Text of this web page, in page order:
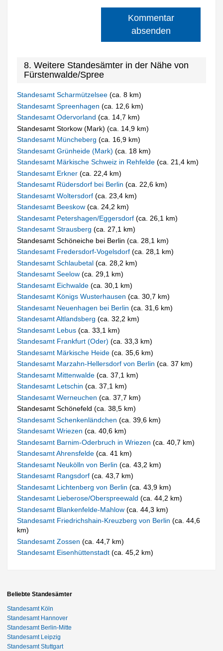
Kommentar
absenden
8. Weitere Standesämter in der Nähe von
Fürstenwalde/Spree
Standesamt Scharmützelsee(ca. 8 km)
Standesamt Spreenhagen(ca. 12,6 km)
Standesamt Odervorland(ca. 14,7 km)
Standesamt Storkow (Mark) (ca. 14,9 km)
Standesamt Müncheberg(ca. 16,9 km)
Standesamt Grünheide (Mark)(ca. 18 km)
Standesamt Märkische Schweiz in Rehfelde(ca. 21,4 km)
Standesamt Erkner(ca. 22,4 km)
Standesamt Rüdersdorf bei Berlin(ca. 22,6 km)
Standesamt Woltersdorf(ca. 23,4 km)
Standesamt Beeskow(ca. 24,2 km)
Standesamt Petershagen/Eggersdorf(ca. 26,1 km)
Standesamt Strausberg(ca. 27,1 km)
Standesamt Schöneiche bei Berlin (ca. 28,1 km)
Standesamt Fredersdorf-Vogelsdorf(ca. 28,1 km)
Standesamt Schlaubetal(ca. 28,2 km)
Standesamt Seelow(ca. 29,1 km)
Standesamt Eichwalde(ca. 30,1 km)
Standesamt Königs Wusterhausen(ca. 30,7 km)
Standesamt Neuenhagen bei Berlin(ca. 31,6 km)
Standesamt Altlandsberg(ca. 32,2 km)
Standesamt Lebus(ca. 33,1 km)
Standesamt Frankfurt (Oder)(ca. 33,3 km)
Standesamt Märkische Heide(ca. 35,6 km)
Standesamt Marzahn-Hellersdorf von Berlin(ca. 37 km)
Standesamt Mittenwalde(ca. 37,1 km)
Standesamt Letschin(ca. 37,1 km)
Standesamt Werneuchen(ca. 37,7 km)
Standesamt Schönefeld (ca. 38,5 km)
Standesamt Schenkenländchen(ca. 39,6 km)
Standesamt Wriezen(ca. 40,6 km)
Standesamt Barnim-Oderbruch in Wriezen(ca. 40,7 km)
Standesamt Ahrensfelde(ca. 41 km)
Standesamt Neukölln von Berlin(ca. 43,2 km)
Standesamt Rangsdorf(ca. 43,7 km)
Standesamt Lichtenberg von Berlin(ca. 43,9 km)
Standesamt Lieberose/Oberspreewald(ca. 44,2 km)
Standesamt Blankenfelde-Mahlow(ca. 44,3 km)
Standesamt Friedrichshain-Kreuzberg von Berlin(ca. 44,6
km)
Standesamt Zossen(ca. 44,7 km)
Standesamt Eisenhüttenstadt(ca. 45,2 km)
Beliebte Standesämter
Standesamt Köln
Standesamt Hannover
Standesamt Berlin-Mitte
Standesamt Leipzig
Standesamt Stuttgart